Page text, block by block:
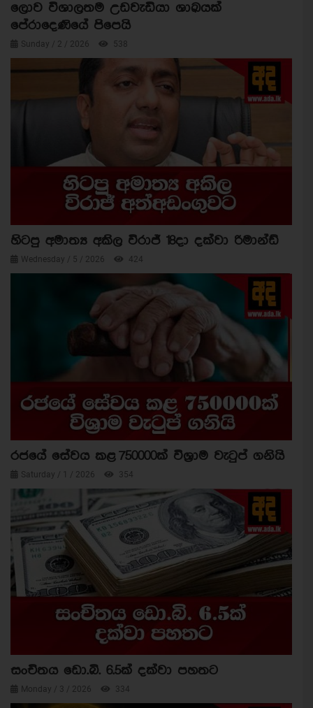
ලොව විශාලතම උඩවැඩියා ශාඛයක්
පේරාදෙණියේ පිපෙයි
Sunday / 2 / 2026 538
හිටපු අමාත්‍ය අකිල විරාජ් 18දා දක්වා රිමාන්ඩ්
Wednesday / 5 / 2026 424
රජයේ සේවය කළ 750000ක් විශ්‍රාම වැටුප් ගනියි
Saturday / 1 / 2026 354
සංචිතය ඩො.බි. 6.5ක් දක්වා පහතට
Monday / 3 / 2026 334